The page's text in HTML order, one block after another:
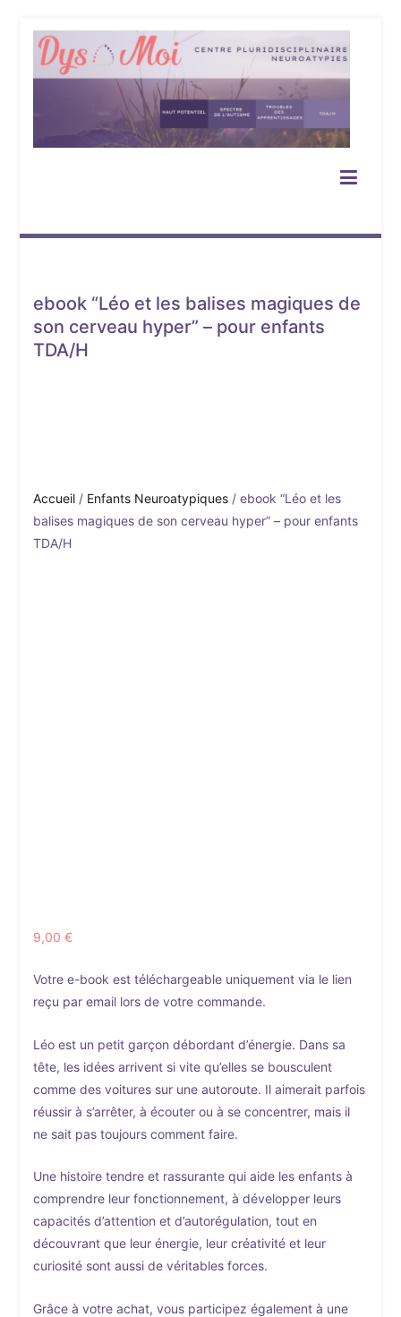
Aller
contenu
ebook “Léo et les balises magiques de
son cerveau hyper” – pour enfants
TDA/H
Accueil / Enfants Neuroatypiques / ebook “Léo et les
balises magiques de son cerveau hyper” – pour enfants
TDA/H
9,00€
Votre e-book est téléchargeable uniquement via le lien
reçu par email lors de votre commande.
Léo est un petit garçon débordant d’énergie. Dans sa
tête, les idées arrivent si vite qu’elles se bousculent
comme des voitures sur une autoroute. Il aimerait parfois
réussir à s’arrêter, à écouter ou à se concentrer, mais il
ne sait pas toujours comment faire.
Une histoire tendre et rassurante qui aide les enfants à
comprendre leur fonctionnement, à développer leurs
capacités d’attention et d’autorégulation, tout en
découvrant que leur énergie, leur créativité et leur
curiosité sont aussi de véritables forces.
Grâce à votre achat, vous participez également à une